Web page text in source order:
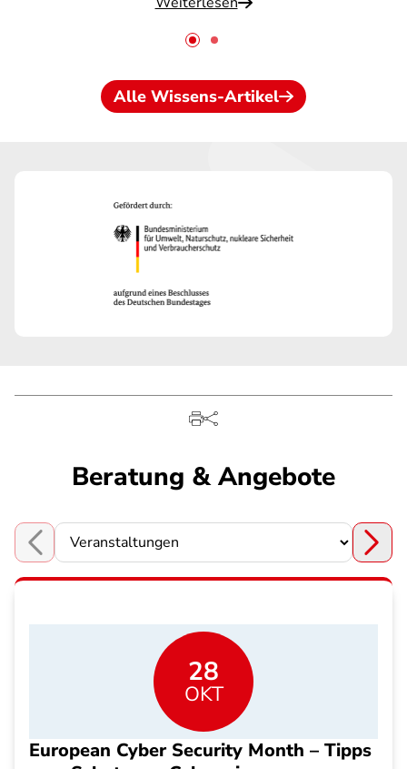
Alle Wissens-Artikel
Beratung & Angebote
Choose a section
28
OKT
European Cyber Security Month – Tipps